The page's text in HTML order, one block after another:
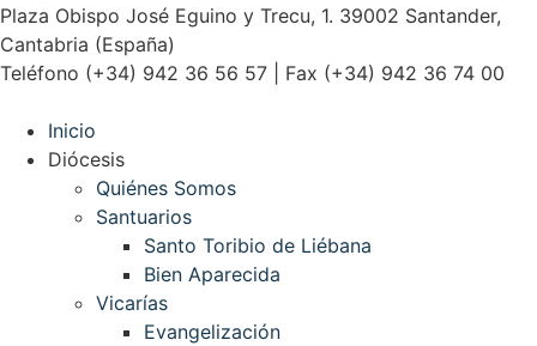
Plaza Obispo José Eguino y Trecu, 1. 39002 Santander,
Cantabria (España)
Teléfono (+34) 942 36 56 57 | Fax (+34) 942 36 74 00
Inicio
Diócesis
Quiénes Somos
Santuarios
Santo Toribio de Liébana
Bien Aparecida
Vicarías
Evangelización